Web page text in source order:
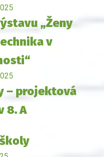
„Ženy
v
– projektová
8. A